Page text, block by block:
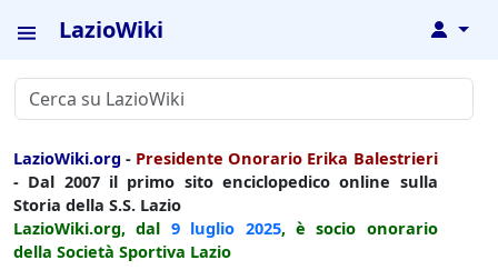
LazioWiki ↓
LazioWiki.org - Presidente Onorario Erika Balestrieri
- Dal 2007 il primo sito enciclopedico online sulla
Storia della S.S. Lazio
LazioWiki.org, dal 9 luglio 2025, è socio onorario
della Società Sportiva Lazio